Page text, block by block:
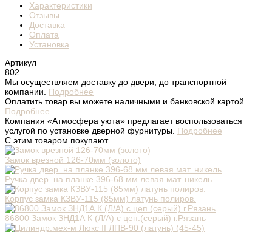
Характеристики
Отзывы
Доставка
Оплата
Установка
Артикул
802
Мы осуществляем доставку до двери, до транспортной
компании. Подробнее
Оплатить товар вы можете наличными и банковской картой.
Подробнее
Компания «Атмосфера уюта» предлагает воспользоваться
услугой по установке дверной фурнитуры. Подробнее
С этим товаром покупают
Замок врезной 126-70мм (золото)
Ручка двер. на планке 396-68 мм левая мат. никель
Корпус замка КЗВУ-115 (85мм) латунь полиров.
86800 Замок ЗНД1А К (Л/А) с цеп.(серый) г.Рязань